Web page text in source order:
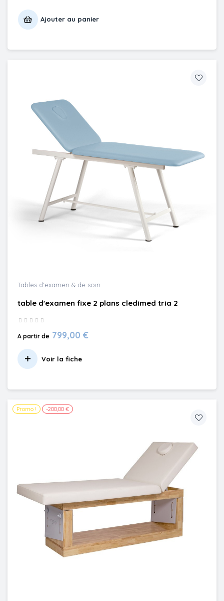
Ajouter au panier
Tables d'examen & de soin
table d'examen fixe 2 plans cledimed tria 2
A partir de 799,00 €
Voir la fiche
Promo ! -200,00 €